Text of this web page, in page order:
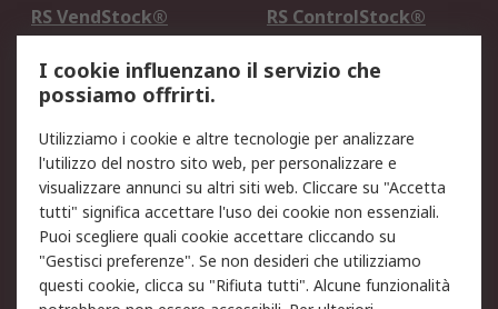
RS VendStock®
RS ControlStock®
Legale
Informativa Cookie
Informativa Privacy -
Aggiornata
Email Security
Termini d'uso
Condizioni di vendita
Condizioni generali di
servizio
Etica e responsabilità
I cookie influenzano il servizio che
possiamo offrirti.
Utilizziamo i cookie e altre tecnologie per analizzare
l'utilizzo del nostro sito web, per personalizzare e
visualizzare annunci su altri siti web. Cliccare su "Accetta
tutti" significa accettare l'uso dei cookie non essenziali.
Puoi scegliere quali cookie accettare cliccando su
"Gestisci preferenze". Se non desideri che utilizziamo
questi cookie, clicca su "Rifiuta tutti". Alcune funzionalità